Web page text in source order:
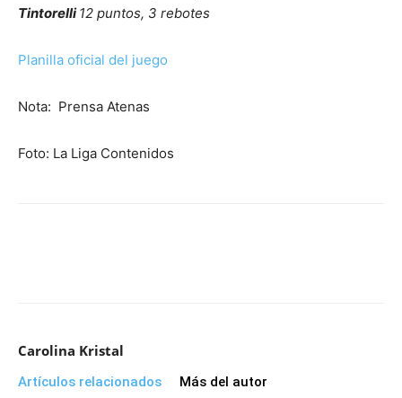
Tintorelli12 puntos, 3 rebotes
Planilla oficial del juego
Nota: Prensa Atenas
Foto: La Liga Contenidos
Carolina Kristal
Artículos relacionados Más del autor